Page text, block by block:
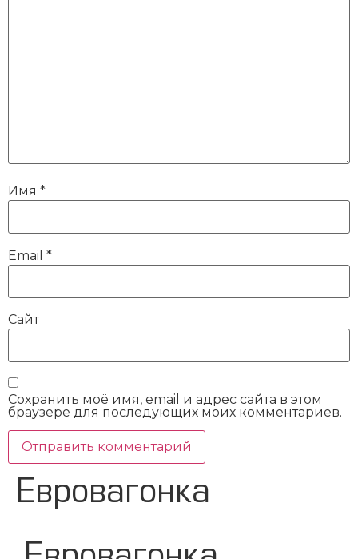
Имя *
Email *
Сайт
Сохранить моё имя, email и адрес сайта в этом
браузере для последующих моих комментариев.
Евровагонка